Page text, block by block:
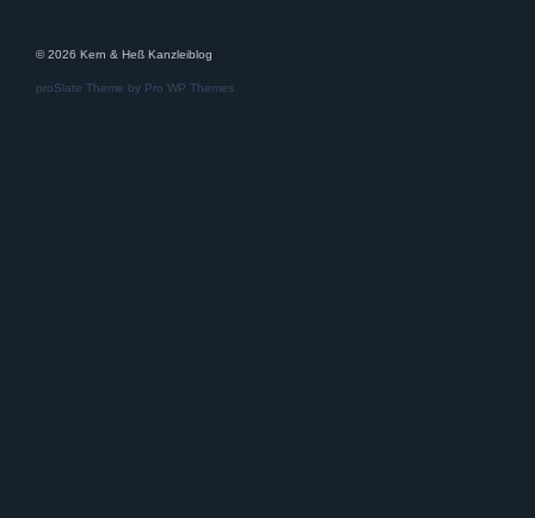
© 2026 Kern & Heß Kanzleiblog
proSlate Theme by Pro WP Themes